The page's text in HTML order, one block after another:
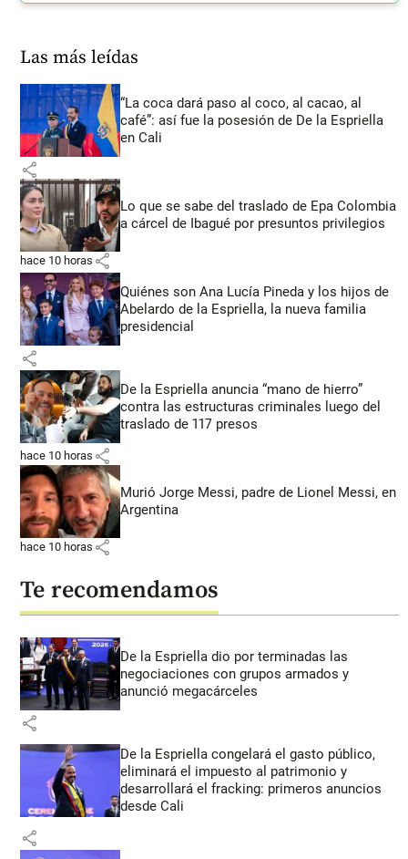
Las más leídas
“La coca dará paso al coco, al cacao, al
café”: así fue la posesión de De la Espriella
en Cali
share
Lo que se sabe del traslado de Epa Colombia
a cárcel de Ibagué por presuntos privilegios
hace 10 horas share
Quiénes son Ana Lucía Pineda y los hijos de
Abelardo de la Espriella, la nueva familia
presidencial
share
De la Espriella anuncia “mano de hierro”
contra las estructuras criminales luego del
traslado de 117 presos
hace 10 horas share
Murió Jorge Messi, padre de Lionel Messi, en
Argentina
hace 10 horas share
Te recomendamos
De la Espriella dio por terminadas las
negociaciones con grupos armados y
anunció megacárceles
share
De la Espriella congelará el gasto público,
eliminará el impuesto al patrimonio y
desarrollará el fracking: primeros anuncios
desde Cali
share